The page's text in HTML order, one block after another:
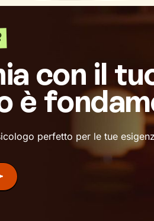
con il
è
perfetto per le tue